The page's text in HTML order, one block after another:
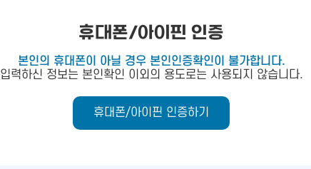
휴대폰/아이핀 인증
본인의 휴대폰이 아닐 경우 본인인증확인이 불가합니다.
입력하신 정보는 본인확인 이외의 용도로는 사용되지 않습니다.
휴대폰/아이핀 인증하기